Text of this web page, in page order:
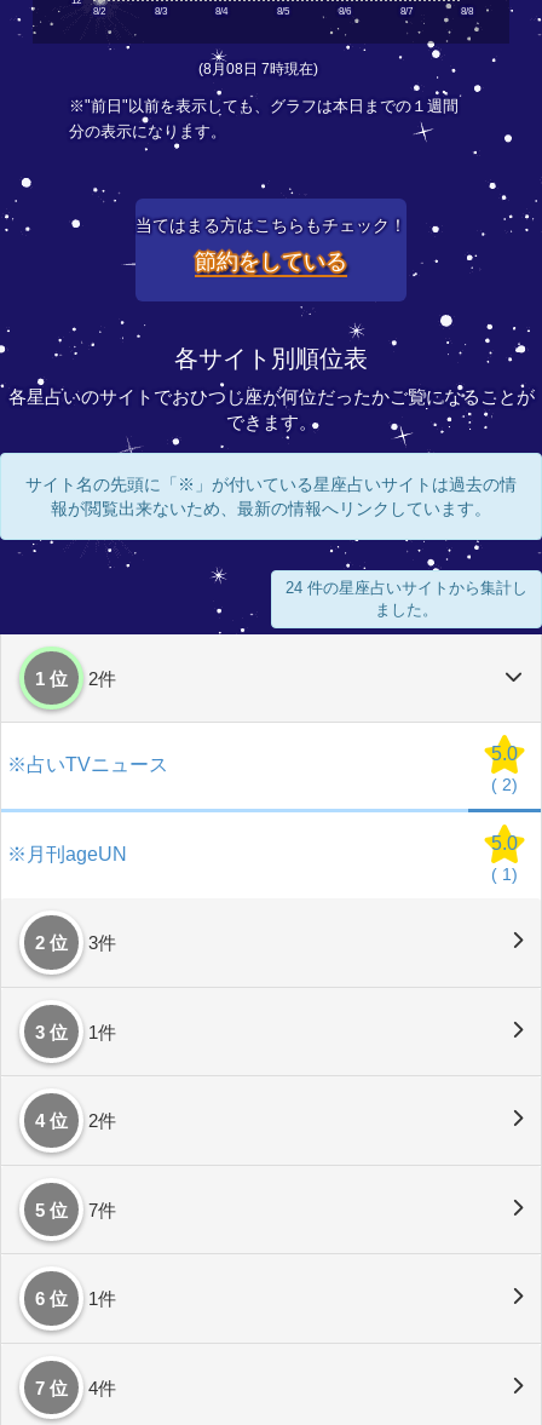
8/2 8/3 8/4 8/5 8/6 8/7 8/8
(8月08日 7時現在)
※"前日"以前を表示しても、グラフは本日までの１週間
分の表示になります。
当てはまる方はこちらもチェック！
節約をしている
各サイト別順位表
各星占いのサイトでおひつじ座が何位だったかご覧になることが
できます。
サイト名の先頭に「※」が付いている星座占いサイトは過去の情
報が閲覧出来ないため、最新の情報へリンクしています。
24 件の星座占いサイトから集計し
ました。
1 位 2件
※占いTVニュース
5.0
( 2)
※月刊ageUN
5.0
( 1)
2 位 3件
3 位 1件
4 位 2件
5 位 7件
6 位 1件
7 位 4件